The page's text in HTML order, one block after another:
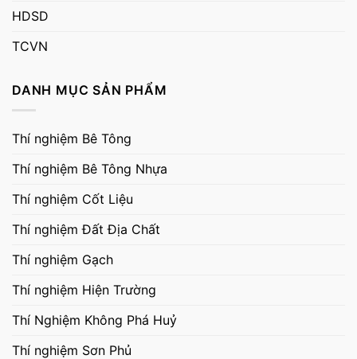
HDSD
TCVN
DANH MỤC SẢN PHẨM
Thí nghiệm Bê Tông
Thí nghiệm Bê Tông Nhựa
Thí nghiệm Cốt Liệu
Thí nghiệm Đất Địa Chất
Thí nghiệm Gạch
Thí nghiệm Hiện Trường
Thí Nghiệm Không Phá Huỷ
Thí nghiệm Sơn Phủ